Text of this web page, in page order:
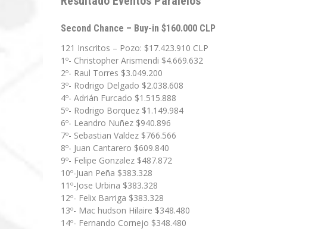
Second Chance – Buy-in $160.000 CLP
121 Inscritos – Pozo: $17.423.910 CLP
1º- Christopher Arismendi $4.669.632
2º- Raul Torres $3.049.200
3º- Rodrigo Delgado $2.038.608
4º- Adrián Furcado $1.515.888
5º- Rodrigo Borquez $1.149.984
6º- Leandro Nuñez $940.896
7º- Sebastian Valdez $766.566
8º- Juan Cantarero $609.840
9º- Felipe Gonzalez $487.872
10º-Juan Peña $383.328
11º-Jose Urbina $383.328
12º- Felix Barriga $383.328
13º- Mac hudson Hilaire $348.480
14º- Fernando Cornejo $348.480